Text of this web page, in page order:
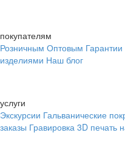
покупателям
Розничным Оптовым Гарантии
изделиями Наш блог
услуги
Экскурсии Гальванические
заказы Гравировка 3D печать